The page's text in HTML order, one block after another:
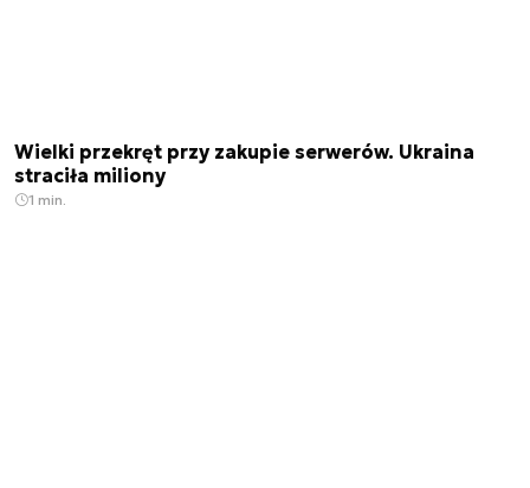
Wielki przekręt przy zakupie serwerów. Ukraina
straciła miliony
1 min.